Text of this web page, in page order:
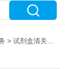
>试剂盒清关服务